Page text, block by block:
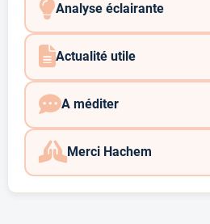
Analyse éclairante
Actualité utile
A méditer
Merci Hachem